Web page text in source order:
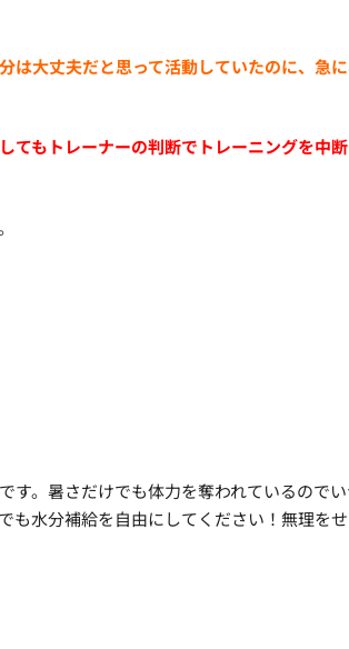
は大丈夫だと思って活動していたのに、急
てもトレーナーの判断でトレーニングを中
す。暑さだけでも体力を奪われているので
も水分補給を自由にしてください！無理を